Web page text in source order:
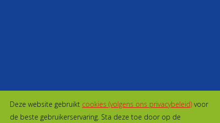
Deze website gebruikt cookies (volgens ons privacybeleid) voor
de beste gebruikerservaring. Sta deze toe door op de